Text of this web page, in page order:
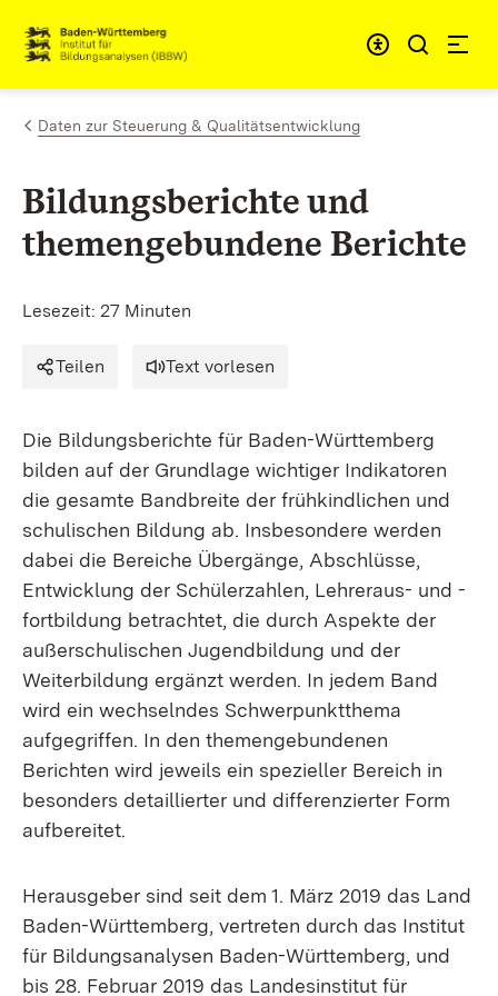
Zum Inhalt springen
Link zur Startseite
Daten zur Steuerung & Qualitätsentwicklung
Bildungsberichte und
themengebundene Berichte
Lesezeit: 27 Minuten
Teilen Text vorlesen
Die Bildungsberichte für Baden-Württemberg
bilden auf der Grundlage wichtiger Indikatoren
die gesamte Bandbreite der frühkindlichen und
schulischen Bildung ab. Insbesondere werden
dabei die Bereiche Übergänge, Abschlüsse,
Entwicklung der Schülerzahlen, Lehreraus- und -
fortbildung betrachtet, die durch Aspekte der
außerschulischen Jugendbildung und der
Weiterbildung ergänzt werden. In jedem Band
wird ein wechselndes Schwerpunktthema
aufgegriffen. In den themengebundenen
Berichten wird jeweils ein spezieller Bereich in
besonders detaillierter und differenzierter Form
aufbereitet.
Herausgeber sind seit dem 1. März 2019 das Land
Baden-Württemberg, vertreten durch das Institut
für Bildungsanalysen Baden-Württemberg, und
bis 28. Februar 2019 das Landesinstitut für